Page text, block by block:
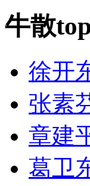
牛散
徐开
张素
章建
葛卫